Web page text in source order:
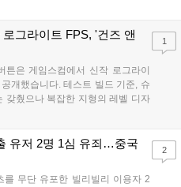
시브 황천의 동행자는 동영의 핵심이다.
그라이트 FPS, '건즈 앤
은 게임스컴에서 신작 로그라이
개했습니다. 테스트 빌드 기준, 슈
갖췄으나 복잡한 지형의 레벨 디자
또한, 성장 트랙의 과도한 분절과
터 추가 등을 통해 게임성을 다듬
....
1
유저 2명 1심 유죄…중국
를 무단 유포한 빌리빌리 이용자 2
2